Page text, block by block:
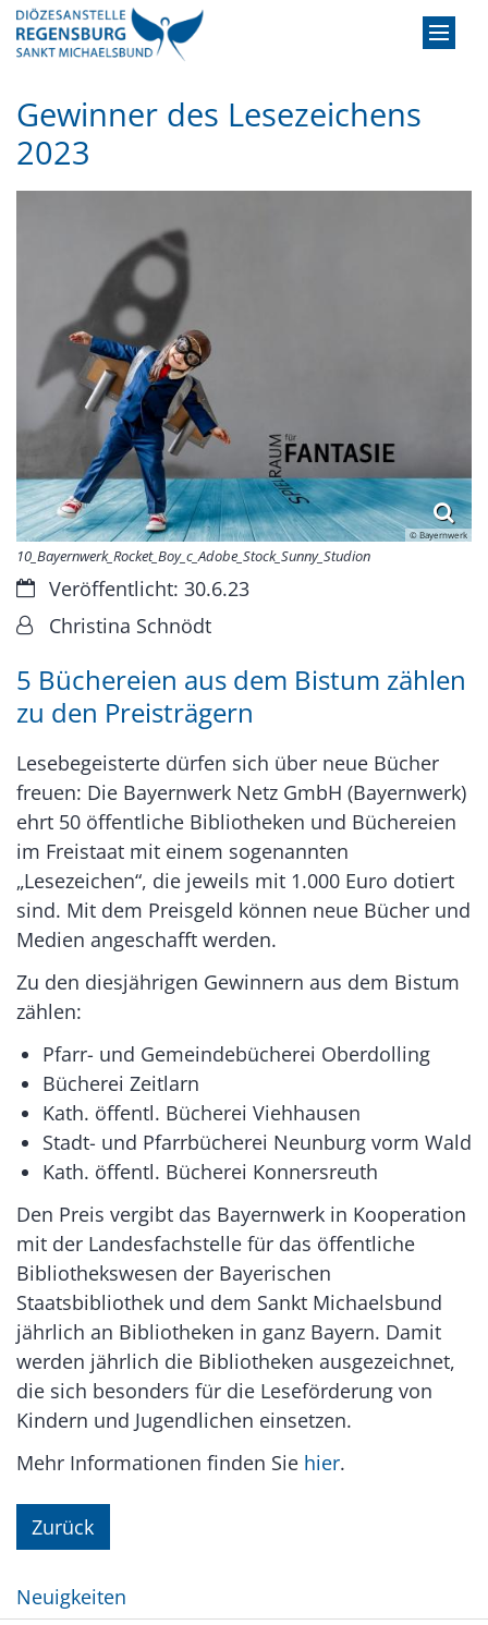
Zum Inhalt springen
Gewinner des Lesezeichens
2023
© Bayernwerk
10_Bayernwerk_Rocket_Boy_c_Adobe_Stock_Sunny_Studion
Datum:Veröffentlicht: 30.6.23
Von:Christina Schnödt
5 Büchereien aus dem Bistum zählen
zu den Preisträgern
Lesebegeisterte dürfen sich über neue Bücher
freuen: Die Bayernwerk Netz GmbH (Bayernwerk)
ehrt 50 öffentliche Bibliotheken und Büchereien
im Freistaat mit einem sogenannten
„Lesezeichen“, die jeweils mit 1.000 Euro dotiert
sind. Mit dem Preisgeld können neue Bücher und
Medien angeschafft werden.
Zu den diesjährigen Gewinnern aus dem Bistum
zählen:
Pfarr- und Gemeindebücherei Oberdolling
Bücherei Zeitlarn
Kath. öffentl. Bücherei Viehhausen
Stadt- und Pfarrbücherei Neunburg vorm Wald
Kath. öffentl. Bücherei Konnersreuth
Den Preis vergibt das Bayernwerk in Kooperation
mit der Landesfachstelle für das öffentliche
Bibliothekswesen der Bayerischen
Staatsbibliothek und dem Sankt Michaelsbund
jährlich an Bibliotheken in ganz Bayern. Damit
werden jährlich die Bibliotheken ausgezeichnet,
die sich besonders für die Leseförderung von
Kindern und Jugendlichen einsetzen.
Mehr Informationen finden Sie hier.
Zurück
Neuigkeiten